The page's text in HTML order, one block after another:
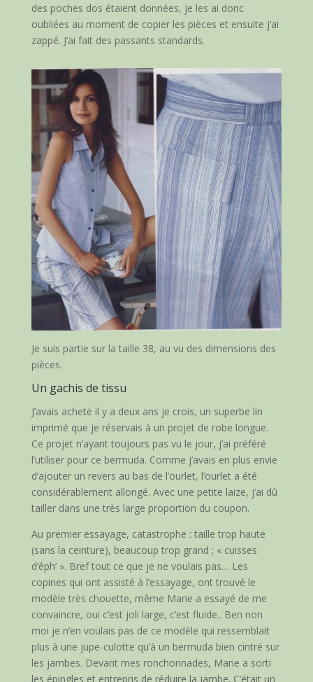
des poches dos étaient données, je les ai donc
oubliées au moment de copier les pièces et ensuite j’ai
zappé. J’ai fait des passants standards.
Je suis partie sur la taille 38, au vu des dimensions des
pièces.
Un gachis de tissu
J’avais acheté il y a deux ans je crois, un superbe lin
imprimé que je réservais à un projet de robe longue.
Ce projet n’ayant toujours pas vu le jour, j’ai préféré
l’utiliser pour ce bermuda. Comme j’avais en plus envie
d’ajouter un revers au bas de l’ourlet, l’ourlet a été
considérablement allongé. Avec une petite laize, j’ai dû
tailler dans une très large proportion du coupon.
Au premier essayage, catastrophe : taille trop haute
(sans la ceinture), beaucoup trop grand ; « cuisses
d’éph’ ». Bref tout ce que je ne voulais pas… Les
copines qui ont assisté à l’essayage, ont trouvé le
modèle très chouette, même Marie a essayé de me
convaincre, oui c’est joli large, c’est fluide.. Ben non
moi je n’en voulais pas de ce modèle qui ressemblait
plus à une jupe-culotte qu’à un bermuda bien cintré sur
les jambes. Devant mes ronchonnades, Marie a sorti
les épingles et entrepris de réduire la jambe. C’était un